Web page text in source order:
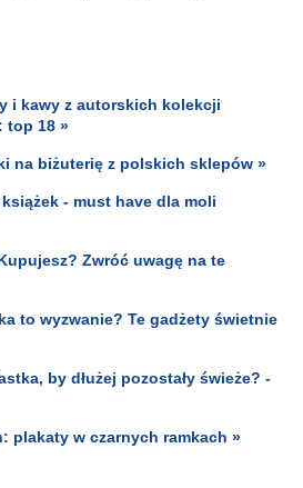
i kawy z autorskich kolekcji
top 18 »
na biżuterię z polskich sklepów »
- must have dla moli
Zwróć uwagę na te
to wyzwanie? Te gadżety świetnie
by dłużej pozostały świeże? -
plakaty w czarnych ramkach »